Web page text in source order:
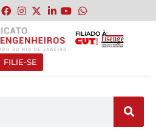
FILIADO À:
FILIE-SE